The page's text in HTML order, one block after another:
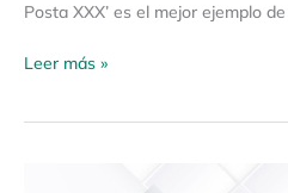
Posta XXX’ es el mejor ejemplo
Leer más »